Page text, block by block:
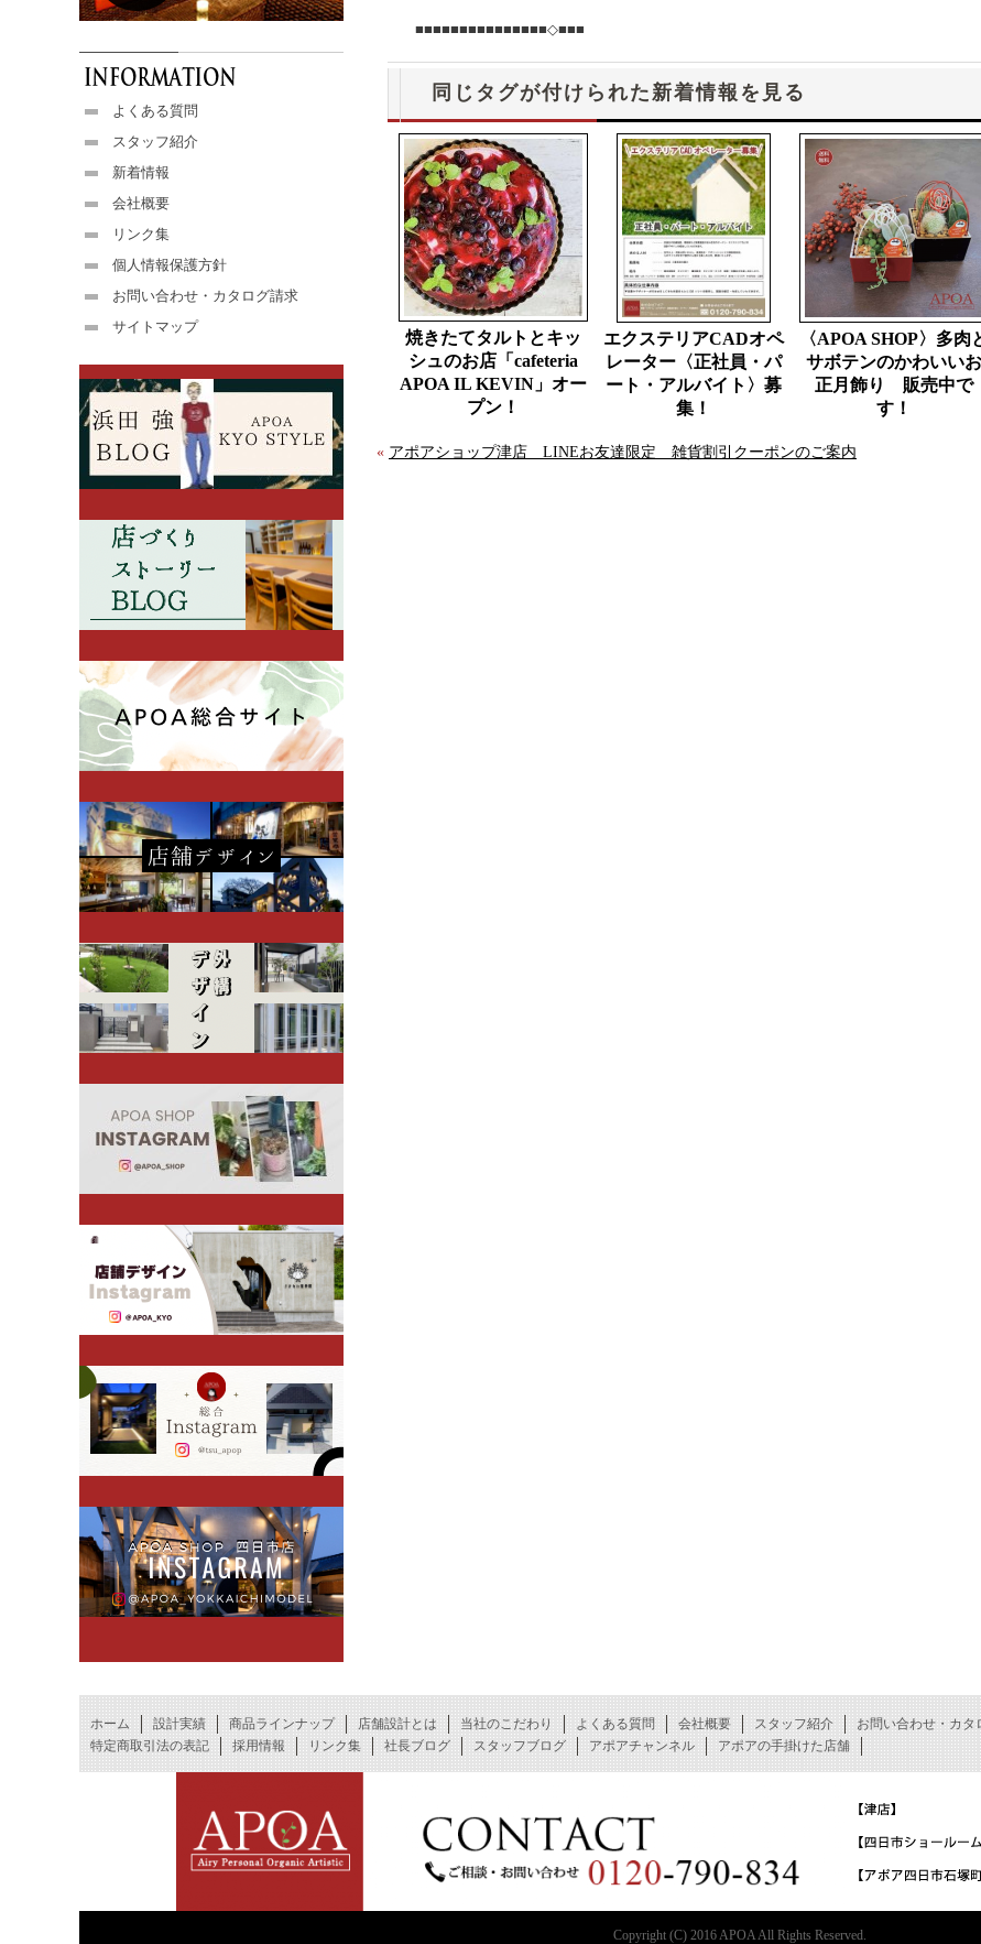
■■■■■■■■■■■■■■■◇■■■
同じタグが付けられた新着情報を見る
焼きたてタルトとキッ
シュのお店「cafeteria
APOA IL KEVIN」オー
プン！
エクステリアCADオペ
レーター〈正社員・パ
ート・アルバイト〉募
集！
〈APOA SHOP〉多肉
サボテンのかわいいお
正月飾り 販売中で
す！
« アポアショップ津店 LINEお友達限定 雑貨割引クーポンのご案内
よくある質問
スタッフ紹介
新着情報
会社概要
リンク集
個人情報保護方針
お問い合わせ・カタログ請求
サイトマップ
ホーム 設計実績 商品ラインナップ 店舗設計とは 当社のこだわり よくある質問 会社概要 スタッフ紹介 お問い合わせ・カタ
特定商取引法の表記
採用情報 リンク集 社長ブログ スタッフブログ アポアチャンネル アポアの手掛けた店舗
Copyright (C) 2016 APOA All Rights Reserved.